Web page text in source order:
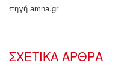
πηγή amna.gr
ΣΧΕΤΙΚΑ ΑΡΘΡΑ